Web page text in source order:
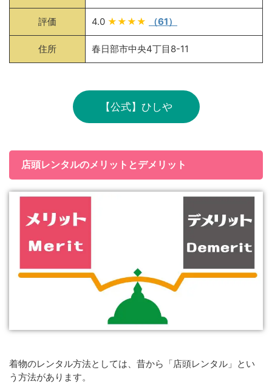
評価 4.0 ★★★★ （61）
住所 春日部市中央4丁目8-11
【公式】ひしや
店頭レンタルのメリットとデメリット
着物のレンタル方法としては、昔から「店頭レンタル」とい
う方法があります。